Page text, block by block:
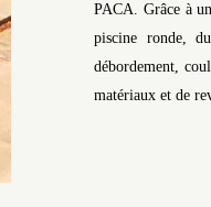
PACA. Grâce à
piscine ronde,
débordement,
matériaux et de